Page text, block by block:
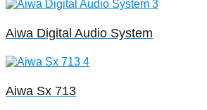
Aiwa Digital Audio System
Aiwa Sx 713